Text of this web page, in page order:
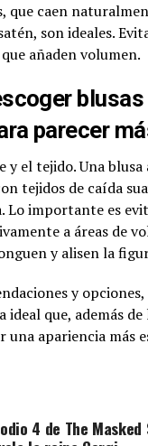
que caen
son ideales.
añaden volumen.
parecer
y el tejido. Una blusa
tejidos de caída
Lo importante es
a áreas de
y alisen la
y
ideal que, además
una apariencia más
4 de The Masked